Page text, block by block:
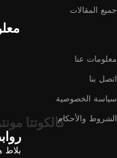
كالكوتتا
بلاط
جميع المقالات
معلومات عنا
اتصل بنا
سياسة الخصوصية
الشروط والأحكام